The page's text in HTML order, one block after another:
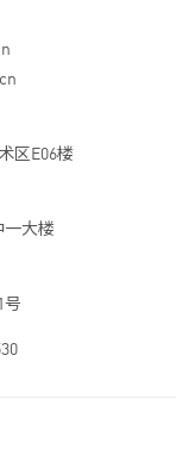
区E06楼
一大楼
号